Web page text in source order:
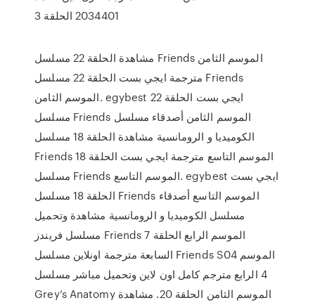
2034401 الحلقة 3
مشاهدة الحلقة 22 مسلسل Friends الموسم الثامن
مترجمة ايجي بست الحلقة 22 مسلسل Friends
الموسم الثامن. egybest ايجي بست الحلقة 22
مسلسل Friends الموسم الثامن أصدقاء مسلسل
الكوميديا و الرومانسية مشاهدة الحلقة 18 مسلسل
Friends الموسم التاسع مترجمة ايجي بست الحلقة 18
مسلسل Friends الموسم التاسع. egybest ايجي بست
الحلقة 18 مسلسل Friends الموسم التاسع أصدقاء
مسلسل الكوميديا و الرومانسية مشاهدة وتحميل
مسلسل فريندز Friends الموسم الرابع الحلقة 7
السابعة مترجمة اونلاين مسلسل Friends S04 الموسم
4 الرابع مترجم كامل اون لاين وتحميل مباشر مسلسل
Grey’s Anatomy الموسم الثامن الحلقة 20. مشاهدة